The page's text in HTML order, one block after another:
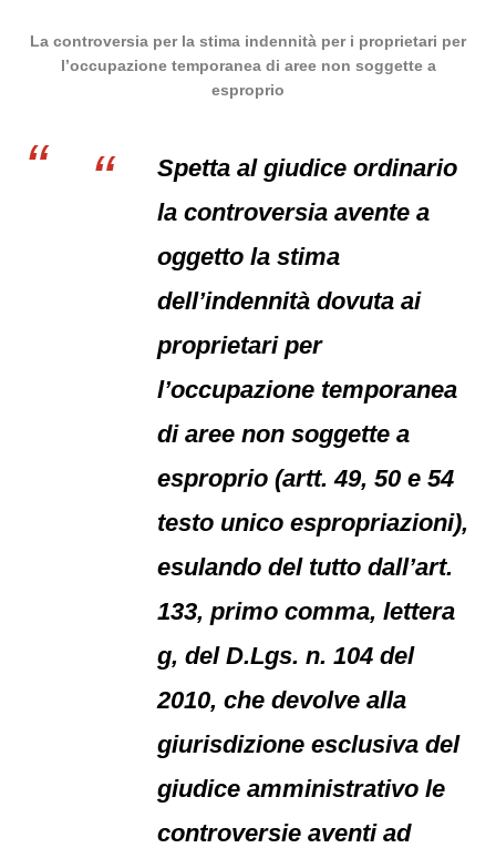
La controversia per la stima indennità per i proprietari per
l’occupazione temporanea di aree non soggette a
esproprio
Spetta al giudice ordinario
la controversia avente a
oggetto la stima
dell’indennità dovuta ai
proprietari per
l’occupazione temporanea
di aree non soggette a
esproprio (artt. 49, 50 e 54
testo unico espropriazioni),
esulando del tutto dall’art.
133, primo comma, lettera
g, del D.Lgs. n. 104 del
2010, che devolve alla
giurisdizione esclusiva del
giudice amministrativo le
controversie aventi ad